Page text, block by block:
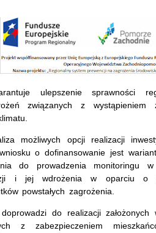
ulepszenie sprawności
związanych z wystąpieniem
możliwych opcji realizacji
o dofinansowanie jest
do prowadzenia monitoringu
i jej wdrożenia w oparciu
powstałych zagrożenia.
do realizacji
z zabezpieczeniem